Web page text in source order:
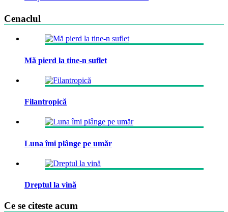
Cenaclul
Mă pierd la tine-n suflet
Filantropică
Luna îmi plânge pe umăr
Dreptul la vină
Ce se citeste acum